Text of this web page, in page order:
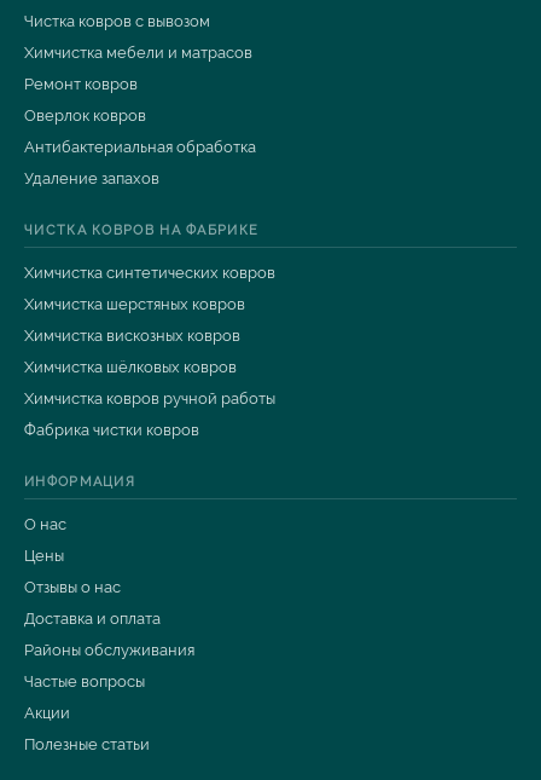
Чистка ковров с вывозом
Химчистка мебели и матрасов
Ремонт ковров
Оверлок ковров
Антибактериальная обработка
Удаление запахов
ЧИСТКА КОВРОВ НА ФАБРИКЕ
Химчистка синтетических ковров
Химчистка шерстяных ковров
Химчистка вискозных ковров
Химчистка шёлковых ковров
Химчистка ковров ручной работы
Фабрика чистки ковров
ИНФОРМАЦИЯ
О нас
Цены
Отзывы о нас
Доставка и оплата
Районы обслуживания
Частые вопросы
Акции
Полезные статьи